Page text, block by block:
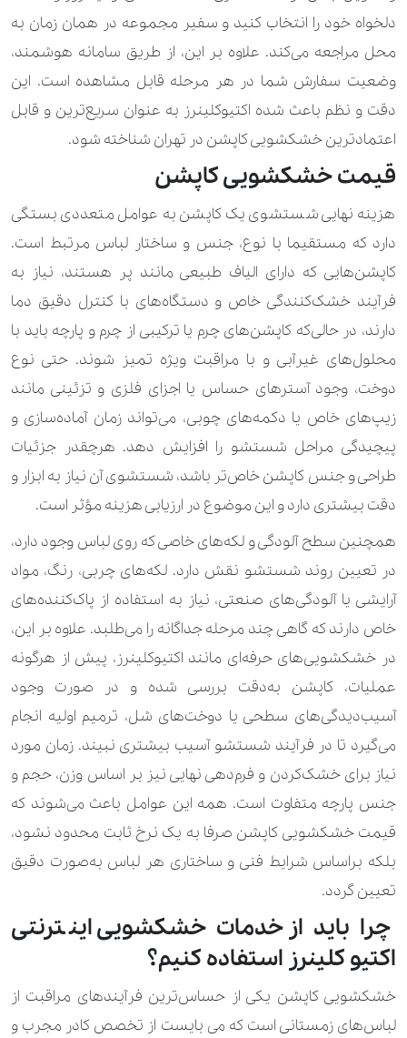
شال گردن 100.000 تومان 190.000 تومان
350.000 تومان
شلوار 120.000 تومان 170.000 تومان
شلوار اسکی
90.000 تومان
شنل عروس 700.000 تومان
شومیز 140.000 تومان 210.000 تومان
شومیز کارشده 230.000 تومان 310.000 تومان
عبا 280.000 تومان 490.000 تومان
عروسک بزرگ
عروسک معمولی 240.000 تومان
کاپشن
کاپشن اسکی 2.100.000 تومان
کاپشن بهاره 490.000 تومان
کاپشن پر 350.000 تومان 840.000 تومان
کاپشن چرم 2.100.000 تومان
کت 250.000 تومان 350.000 تومان
کت جیر 1.400.000 تومان
کت کار شده 310.000 تومان 490.000 تومان
کت و دامن 350.000 تومان
کت و شلوار 370.000 تومان 520.000 تومان
دلخواه خود را انتخاب کنید و سفیر مجموعه در همان زمان به
محل مراجعه می‌کند. علاوه ‌بر این، از طریق سامانه هوشمند،
وضعیت سفارش شما در هر مرحله قابل مشاهده است. این
دقت و نظم باعث شده اکتیوکلینرز به عنوان سریع‌ترین و قابل
اعتمادترین خشکشویی کاپشن در تهران شناخته شود.
قیمت خشکشویی کاپشن
هزینه نهایی شستشوی یک کاپشن به عوامل متعددی بستگی
دارد که مستقیما با نوع، جنس و ساختار لباس مرتبط است.
کاپشن‌هایی که دارای الیاف طبیعی مانند پر هستند، نیاز به
فرآیند خشک‌کنندگی خاص و دستگاه‌های با کنترل دقیق دما
دارند، در حالی‌که کاپشن‌های چرم یا ترکیبی از چرم و پارچه باید با
محلول‌های غیرآبی و با مراقبت ویژه تمیز شوند. حتی نوع
دوخت، وجود آسترهای حساس یا اجزای فلزی و تزئینی مانند
زیپ‌های خاص یا دکمه‌های چوبی، می‌تواند زمان آماده‌سازی و
پیچیدگی مراحل شستشو را افزایش دهد. هرچقدر جزئیات
طراحی و جنس کاپشن خاص‌تر باشد، شستشوی آن نیاز به ابزار و
دقت بیشتری دارد و این موضوع در ارزیابی هزینه مؤثر است.
همچنین سطح آلودگی و لکه‌های خاصی که روی لباس وجود دارد،
در تعیین روند شستشو نقش دارد. لکه‌های چربی، رنگ، مواد
آرایشی یا آلودگی‌های صنعتی، نیاز به استفاده از پاک‌کننده‌های
خاص دارند که گاهی چند مرحله جداگانه را می‌طلبد. علاوه بر این،
در خشکشویی‌های حرفه‌ای مانند اکتیوکلینرز، پیش از هرگونه
عملیات، کاپشن به‌دقت بررسی شده و در صورت وجود
آسیب‌دیدگی‌های سطحی یا دوخت‌های شل، ترمیم اولیه انجام
می‌گیرد تا در فرآیند شستشو آسیب بیشتری نبیند. زمان مورد
نیاز برای خشک‌کردن و فرم‌دهی نهایی نیز بر اساس وزن، حجم و
جنس پارچه متفاوت است. همه این عوامل باعث می‌شوند که
قیمت خشکشویی کاپشن صرفا به یک نرخ ثابت محدود نشود،
بلکه براساس شرایط فنی و ساختاری هر لباس به‌صورت دقیق
تعیین گردد.
چرا باید از خدمات خشکشویی اینترنتی
اکتیو کلینرز استفاده کنیم؟
خشکشویی کاپشن یکی از حساس‌ترین فرآیندهای مراقبت از
لباس‌های زمستانی است که می بایست از تخصص کادر مجرب و